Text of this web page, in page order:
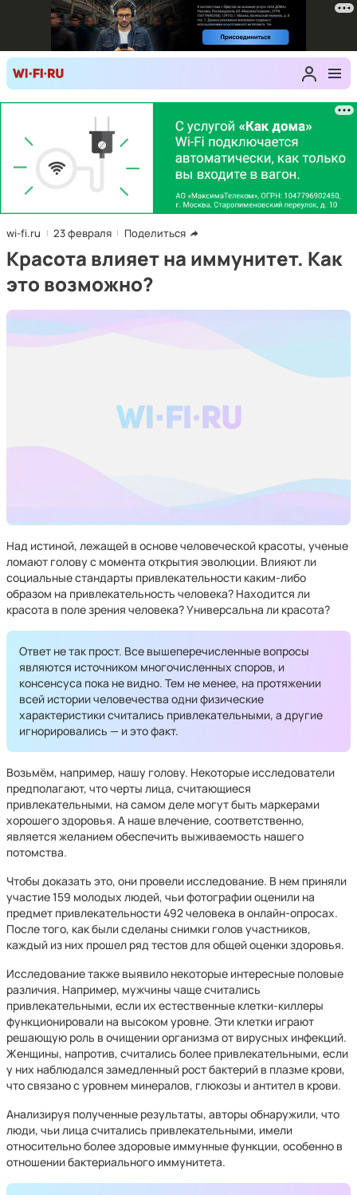
wi-fi.ru 23 февраля Поделиться
Красота влияет на иммунитет. Как
это возможно?
Над истиной, лежащей в основе человеческой красоты, ученые
ломают голову с момента открытия эволюции. Влияют ли
социальные стандарты привлекательности каким-либо
образом на привлекательность человека? Находится ли
красота в поле зрения человека? Универсальна ли красота?
Ответ не так прост. Все вышеперечисленные вопросы
являются источником многочисленных споров, и
консенсуса пока не видно. Тем не менее, на протяжении
всей истории человечества одни физические
характеристики считались привлекательными, а другие
игнорировались — и это факт.
Возьмём, например, нашу голову. Некоторые исследователи
предполагают, что черты лица, считающиеся
привлекательными, на самом деле могут быть маркерами
хорошего здоровья. А наше влечение, соответственно,
является желанием обеспечить выживаемость нашего
потомства.
Чтобы доказать это, они провели исследование. В нем приняли
участие 159 молодых людей, чьи фотографии оценили на
предмет привлекательности 492 человека в онлайн-опросах.
После того, как были сделаны снимки голов участников,
каждый из них прошел ряд тестов для общей оценки здоровья.
Исследование также выявило некоторые интересные половые
различия. Например, мужчины чаще считались
привлекательными, если их естественные клетки-киллеры
функционировали на высоком уровне. Эти клетки играют
решающую роль в очищении организма от вирусных инфекций.
Женщины, напротив, считались более привлекательными, если
у них наблюдался замедленный рост бактерий в плазме крови,
что связано с уровнем минералов, глюкозы и антител в крови.
Анализируя полученные результаты, авторы обнаружили, что
люди, чьи лица считались привлекательными, имели
относительно более здоровые иммунные функции, особенно в
отношении бактериального иммунитета.